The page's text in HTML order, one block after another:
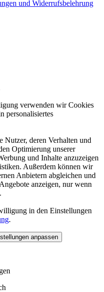
und Widerrufsbelehrung
verwenden wir Cookies
personalisiertes
Nutzer, deren Verhalten und
Optimierung unserer
und Inhalte anzuzeigen
Außerdem können wir
Anbietern abgleichen und
anzeigen, nur wenn
in den Einstellungen
.
anpassen